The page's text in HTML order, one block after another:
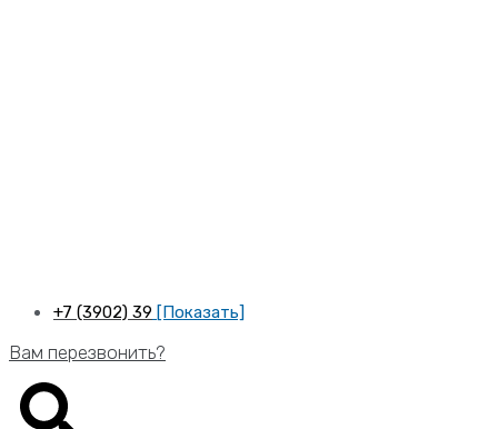
+7 (3902) 39 [Показать]
Вам перезвонить?